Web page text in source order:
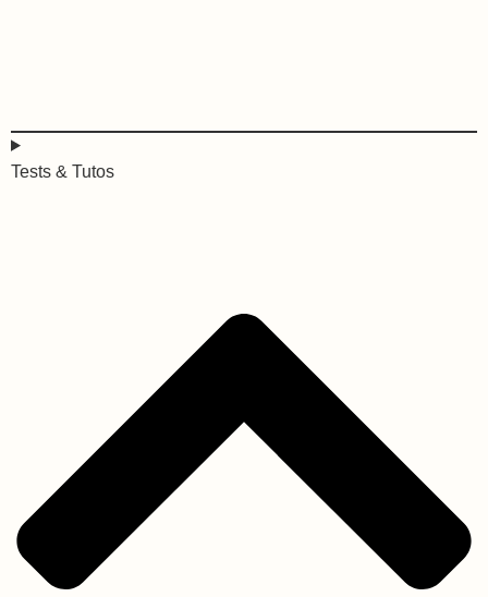
Tests & Tutos